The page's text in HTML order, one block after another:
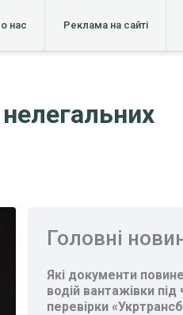
нас Реклама на сайті
Головні
Які документи
водій вантажівки під
перевірки